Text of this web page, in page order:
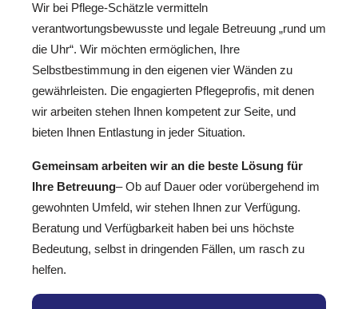
Wir bei Pflege-Schätzle vermitteln
verantwortungsbewusste und legale Betreuung „rund um
die Uhr“. Wir möchten ermöglichen, Ihre
Selbstbestimmung in den eigenen vier Wänden zu
gewährleisten. Die engagierten Pflegeprofis, mit denen
wir arbeiten stehen Ihnen kompetent zur Seite, und
bieten Ihnen Entlastung in jeder Situation.
Gemeinsam arbeiten wir an die beste Lösung für
Ihre Betreuung– Ob auf Dauer oder vorübergehend im
gewohnten Umfeld, wir stehen Ihnen zur Verfügung.
Beratung und Verfügbarkeit haben bei uns höchste
Bedeutung, selbst in dringenden Fällen, um rasch zu
helfen.